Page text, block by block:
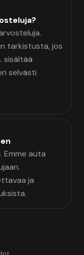
tarkistusta, jos
sisältää
selvästi
Emme auta
ja